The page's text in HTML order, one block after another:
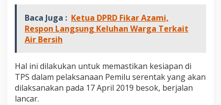
Baca Juga : Ketua DPRD Fikar Azami,
Respon Langsung Keluhan Warga Terkait
Air Bersih
Hal ini dilakukan untuk memastikan kesiapan di
TPS dalam pelaksanaan Pemilu serentak yang akan
dilaksanakan pada 17 April 2019 besok, berjalan
lancar.